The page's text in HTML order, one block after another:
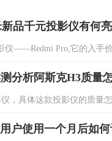
品千元投影仪有何
仪——Redmi Pro,它的入手
分析阿斯克H3质量
，具体这款投影仪的质量
户使用一个月后如